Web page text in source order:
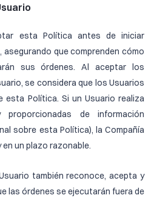
esta Política antes de iniciar
que comprenden cómo
sus órdenes. Al aceptar los
se considera que los Usuarios
Política. Si un Usuario realiza
de información
sobre esta Política), la Compañía
un plazo razonable.
también reconoce, acepta y
las órdenes se ejecutarán fuera de